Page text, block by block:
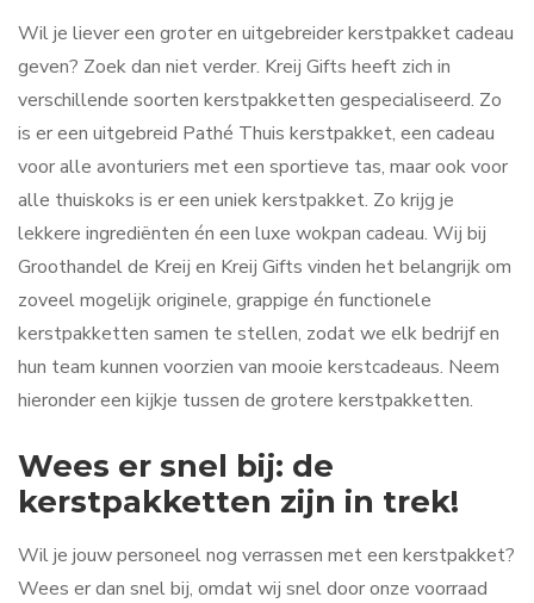
Wil je liever een groter en uitgebreider kerstpakket cadeau
geven? Zoek dan niet verder. Kreij Gifts heeft zich in
verschillende soorten kerstpakketten gespecialiseerd. Zo
is er een uitgebreid Pathé Thuis kerstpakket, een cadeau
voor alle avonturiers met een sportieve tas, maar ook voor
alle thuiskoks is er een uniek kerstpakket. Zo krijg je
lekkere ingrediënten én een luxe wokpan cadeau. Wij bij
Groothandel de Kreij en Kreij Gifts vinden het belangrijk om
zoveel mogelijk originele, grappige én functionele
kerstpakketten samen te stellen, zodat we elk bedrijf en
hun team kunnen voorzien van mooie kerstcadeaus. Neem
hieronder een kijkje tussen de grotere kerstpakketten.
Wees er snel bij: de
kerstpakketten zijn in trek!
Wil je jouw personeel nog verrassen met een kerstpakket?
Wees er dan snel bij, omdat wij snel door onze voorraad